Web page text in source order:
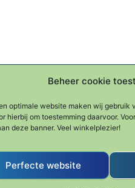
Beheer cookie
optimale website maken wij gebruik
hierbij om toestemming daarvoor.
deze banner. Veel winkelplezier!
Perfecte website
Puddingvorm
€12.99